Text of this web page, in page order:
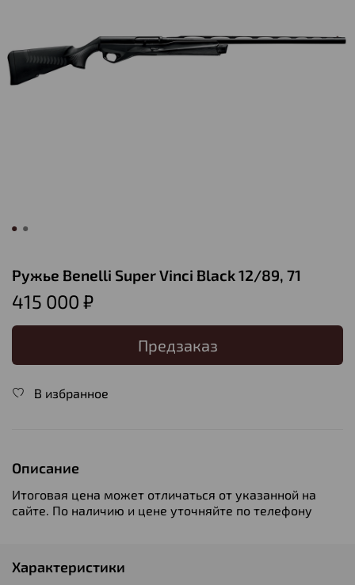
Ружье Benelli Super Vinci Black 12/89, 71
415 000 ₽
Предзаказ
В избранное
Описание
Итоговая цена может отличаться от указанной на
сайте. По наличию и цене уточняйте по телефону
Характеристики